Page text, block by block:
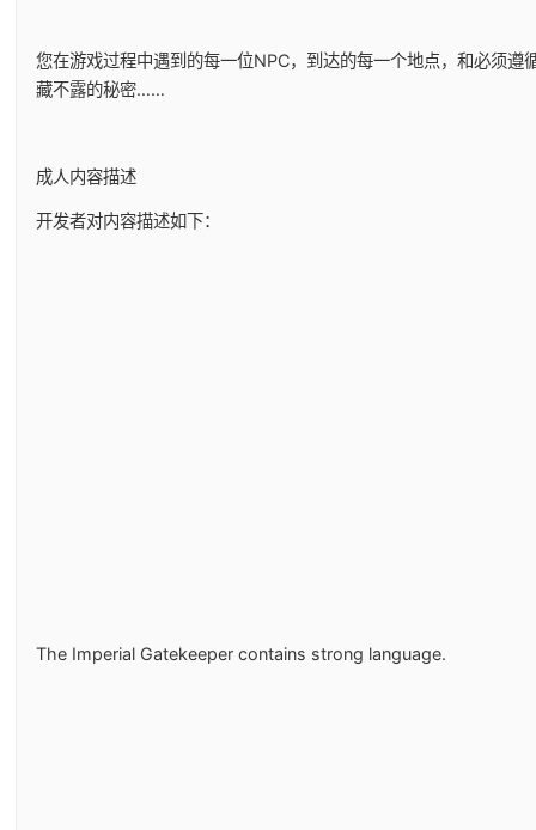
您在游戏过程中遇到的每一位NPC，到达的每一个地点，和必须
藏不露的秘密……
成人内容描述
开发者对内容描述如下：
The Imperial Gatekeeper contains strong language.